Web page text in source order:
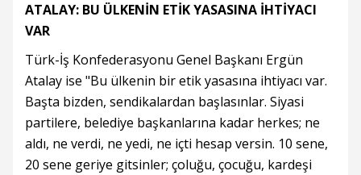
ATALAY: BU ÜLKENİN ETİK YASASINA İHTİYACI
VAR
Türk-İş Konfederasyonu Genel Başkanı Ergün
Atalay ise "Bu ülkenin bir etik yasasına ihtiyacı var.
Başta bizden, sendikalardan başlasınlar. Siyasi
partilere, belediye başkanlarına kadar herkes; ne
aldı, ne verdi, ne yedi, ne içti hesap versin. 10 sene,
20 sene geriye gitsinler; çoluğu, çocuğu, kardeşi